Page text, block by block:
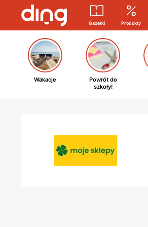
Gazetki Produkty
Wakacje
Powrót do
szkoły!